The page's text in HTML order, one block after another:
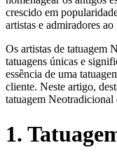
crescido em
artistas e admiradores
Os artistas de tatuagem
tatuagens únicas e
essência de uma
cliente. Neste artigo,
tatuagem Neotradicional
1.